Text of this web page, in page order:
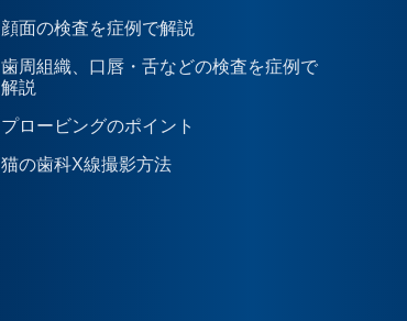
顔面の検査を症例で解説
歯周組織、口唇・舌などの検査を症例で
解説
プロービングのポイント
猫の歯科X線撮影方法